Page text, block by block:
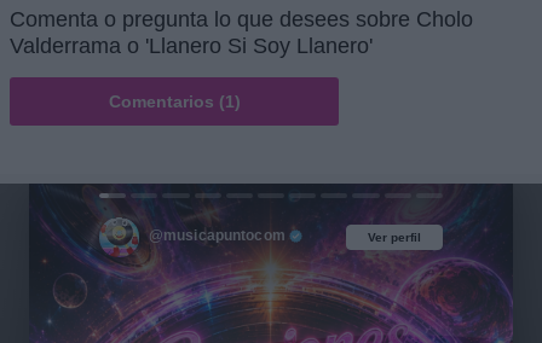
Comenta o pregunta lo que desees sobre Cholo
Valderrama o 'Llanero Si Soy Llanero'
Comentarios (1)
Ver perfil
@musicapuntocom Ver perfil